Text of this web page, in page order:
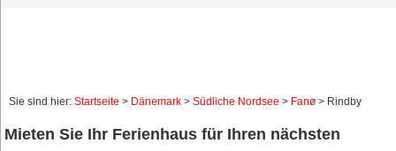
Sie sind hier: Startseite > Dänemark > Südliche Nordsee > Fanø > Rindby
Mieten Sie Ihr Ferienhaus für Ihren nächsten